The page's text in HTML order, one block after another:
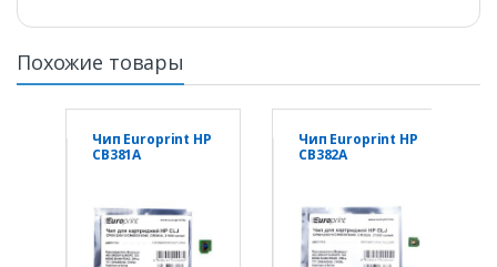
Похожие товары
Чип Europrint HP
CB381A
Чип Europrint HP
CB382A